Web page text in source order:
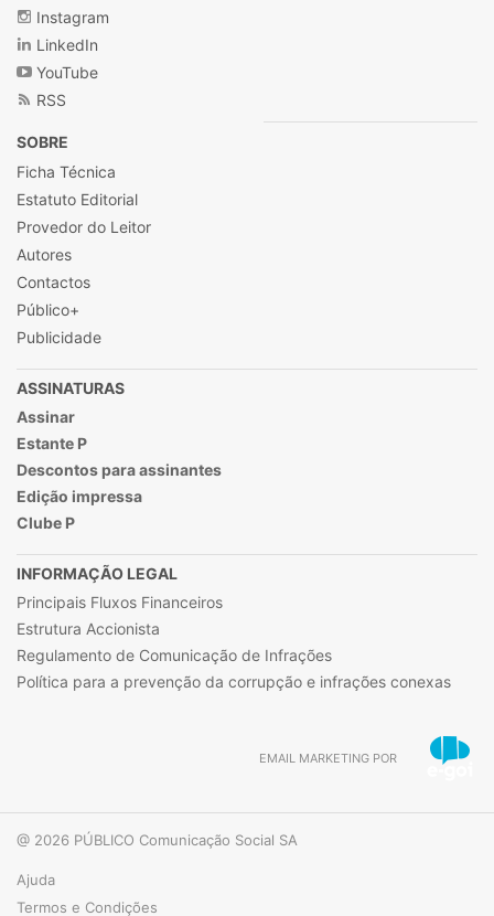
Instagram
LinkedIn
YouTube
RSS
SOBRE
Ficha Técnica
Estatuto Editorial
Provedor do Leitor
Autores
Contactos
Público+
Publicidade
ASSINATURAS
Assinar
Estante P
Descontos para assinantes
Edição impressa
Clube P
INFORMAÇÃO LEGAL
Principais Fluxos Financeiros
Estrutura Accionista
Regulamento de Comunicação de Infrações
Política para a prevenção da corrupção e infrações conexas
EMAIL MARKETING POR
@ 2026 PÚBLICO Comunicação Social SA
Ajuda
Termos e Condições